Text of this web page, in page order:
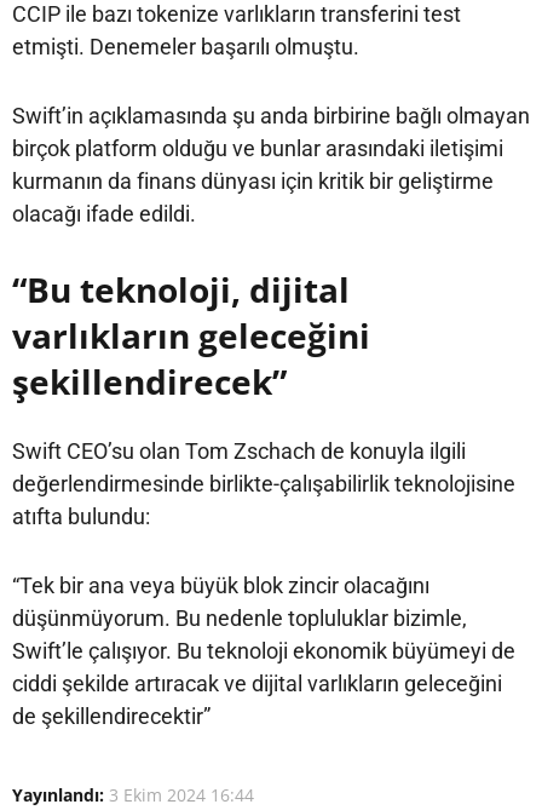
CCIP ile bazı tokenize varlıkların transferini test
etmişti. Denemeler başarılı olmuştu.
Swift’in açıklamasında şu anda birbirine bağlı olmayan
birçok platform olduğu ve bunlar arasındaki iletişimi
kurmanın da finans dünyası için kritik bir geliştirme
olacağı ifade edildi.
“Bu teknoloji, dijital
varlıkların geleceğini
şekillendirecek”
Swift CEO’su olan Tom Zschach de konuyla ilgili
değerlendirmesinde birlikte-çalışabilirlik teknolojisine
atıfta bulundu:
“Tek bir ana veya büyük blok zincir olacağını
düşünmüyorum. Bu nedenle topluluklar bizimle,
Swift’le çalışıyor. Bu teknoloji ekonomik büyümeyi de
ciddi şekilde artıracak ve dijital varlıkların geleceğini
de şekillendirecektir”
Yayınlandı: 3 Ekim 2024 16:44